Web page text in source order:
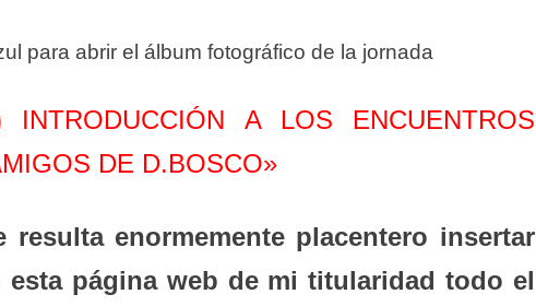
para abrir el álbum fotográfico de la jornada
INTRODUCCIÓN A LOS ENCUENTROS
DE D.BOSCO»
resulta enormemente placentero insertar
esta página web de mi titularidad todo el